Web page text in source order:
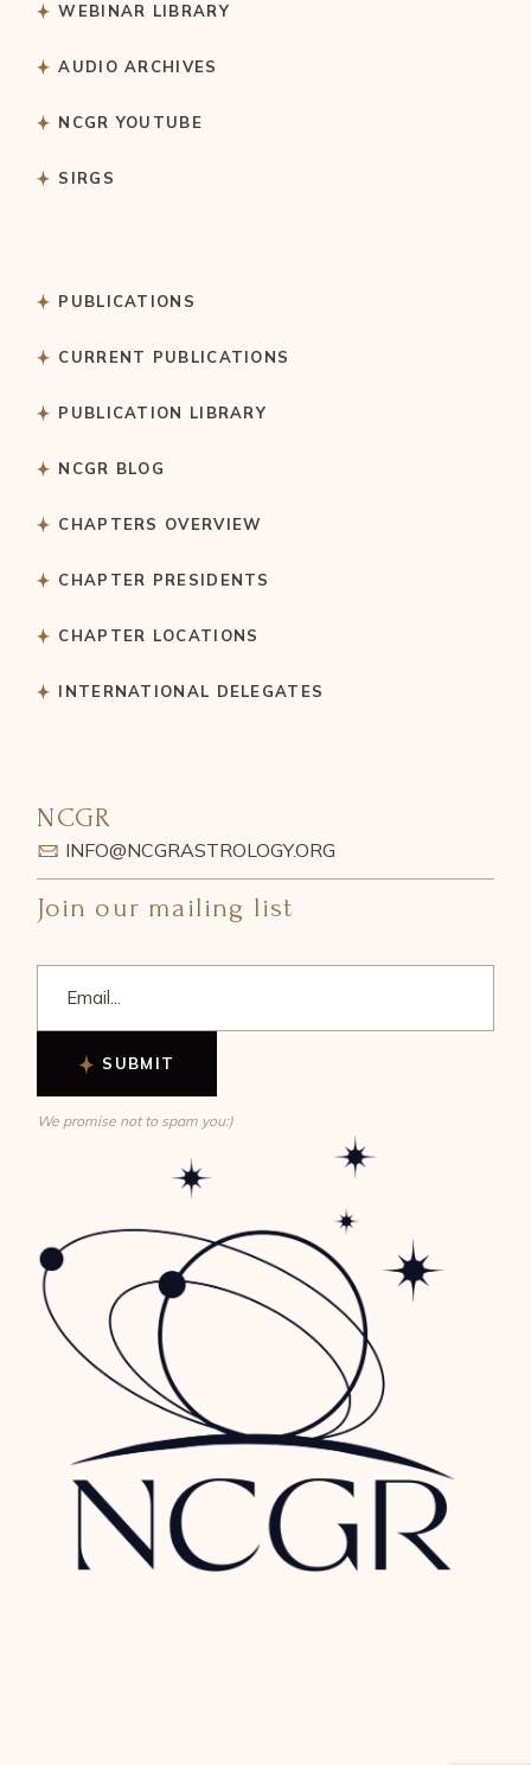
WEBINAR LIBRARY
AUDIO ARCHIVES
NCGR YOUTUBE
SIRGS
PUBLICATIONS
CURRENT PUBLICATIONS
PUBLICATION LIBRARY
NCGR BLOG
CHAPTERS OVERVIEW
CHAPTER PRESIDENTS
CHAPTER LOCATIONS
INTERNATIONAL DELEGATES
NCGR
INFO@NCGRASTROLOGY.ORG
Join our mailing list
SUBMIT
We promise not to spam you:)